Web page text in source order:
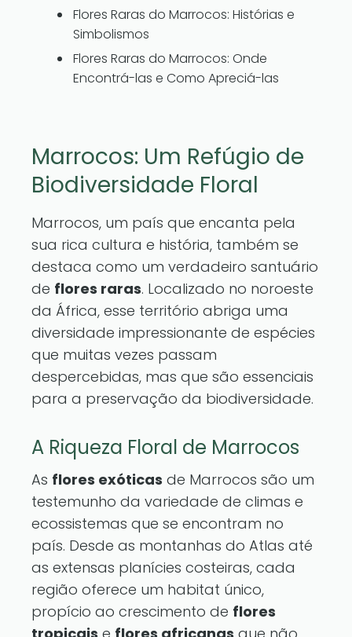
Flores Raras do Marrocos: Histórias e
Simbolismos
Flores Raras do Marrocos: Onde
Encontrá-las e Como Apreciá-las
Marrocos: Um Refúgio de
Biodiversidade Floral
Marrocos, um país que encanta pela
sua rica cultura e história, também se
destaca como um verdadeiro santuário
de flores raras. Localizado no noroeste
da África, esse território abriga uma
diversidade impressionante de espécies
que muitas vezes passam
despercebidas, mas que são essenciais
para a preservação da biodiversidade.
A Riqueza Floral de Marrocos
As flores exóticas de Marrocos são um
testemunho da variedade de climas e
ecossistemas que se encontram no
país. Desde as montanhas do Atlas até
as extensas planícies costeiras, cada
região oferece um habitat único,
propício ao crescimento de flores